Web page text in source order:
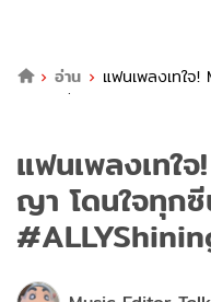
อ่าน
แฟนเพลงเทใจ
เศร้า แต่สวยมาก
แฟนเพลงเทใ
ญา โดนใจทุก